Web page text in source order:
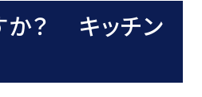
か？ キッチン